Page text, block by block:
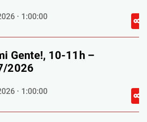
· 1:00:00
Gente!, 10-11h –
2026
· 1:00:00